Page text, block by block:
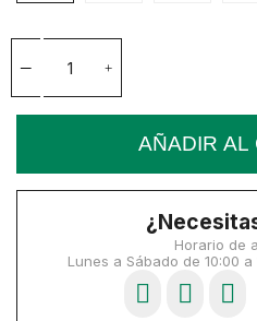
AÑADIR AL
Horario de
Lunes a Sábado de 10:00